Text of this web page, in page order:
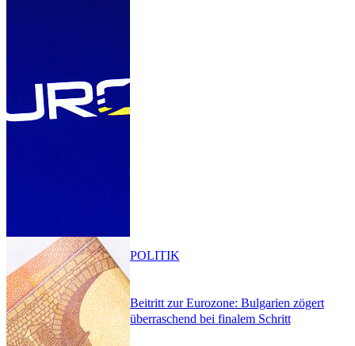
Beitritt zur Eurozone: Bulgarien zögert
überraschend bei finalem Schritt
POLITIK